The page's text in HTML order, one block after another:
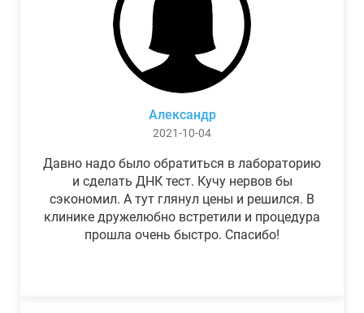
Александр
2021-10-04
Давно надо было обратиться в лабораторию
и сделать ДНК тест. Кучу нервов бы
сэкономил. А тут глянул цены и решился. В
клинике дружелюбно встретили и процедура
прошла очень быстро. Спасибо!